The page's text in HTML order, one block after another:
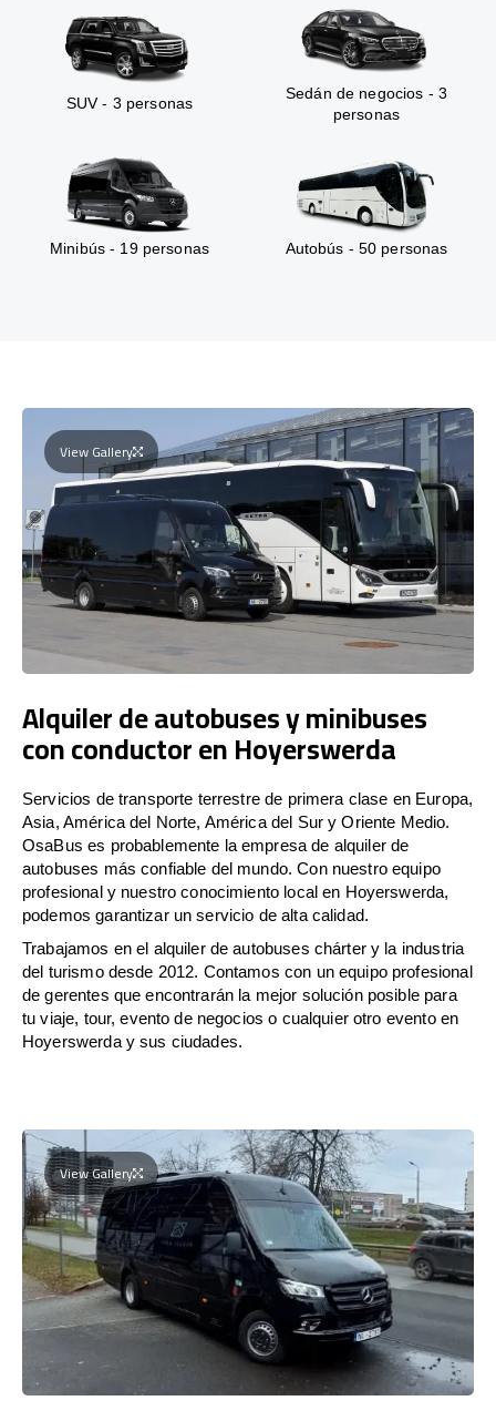
SUV - 3 personas
Sedán de negocios - 3
personas
Minibús - 19 personas Autobús - 50 personas
View Gallery
Alquiler de autobuses y minibuses
con conductor en Hoyerswerda
Servicios de transporte terrestre de primera clase en Europa,
Asia, América del Norte, América del Sur y Oriente Medio.
OsaBus es probablemente la empresa de alquiler de
autobuses más confiable del mundo. Con nuestro equipo
profesional y nuestro conocimiento local en Hoyerswerda,
podemos garantizar un servicio de alta calidad.
Trabajamos en el alquiler de autobuses chárter y la industria
del turismo desde 2012. Contamos con un equipo profesional
de gerentes que encontrarán la mejor solución posible para
tu viaje, tour, evento de negocios o cualquier otro evento en
Hoyerswerda y sus ciudades.
View Gallery